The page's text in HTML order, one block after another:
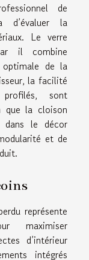
de
d’évaluer la
Le verre
il combine
optimale de la
la facilité
sont
que la cloison
dans le décor
et de
représente
maximiser
d’intérieur
intégrés